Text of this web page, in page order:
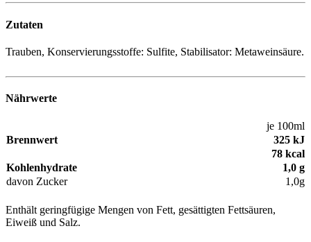
Zutaten
Trauben, Konservierungsstoffe: Sulfite, Stabilisator: Metaweinsäure.
Nährwerte
je 100ml
Brennwert
325 kJ
78 kcal
Kohlenhydrate
1,0 g
davon Zucker
1,0g
Enthält geringfügige Mengen von Fett, gesättigten Fettsäuren,
Eiweiß und Salz.